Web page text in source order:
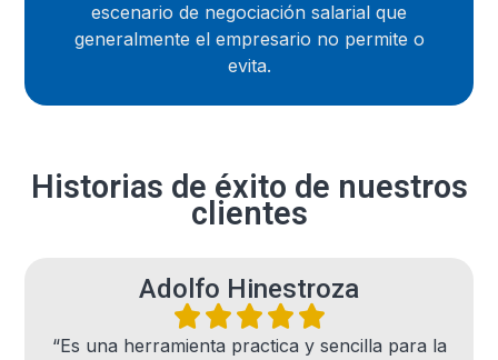
escenario de negociación salarial que
generalmente el empresario no permite o
evita.
Historias de éxito de nuestros
clientes
Adolfo Hinestroza
“Es una herramienta practica y sencilla para la